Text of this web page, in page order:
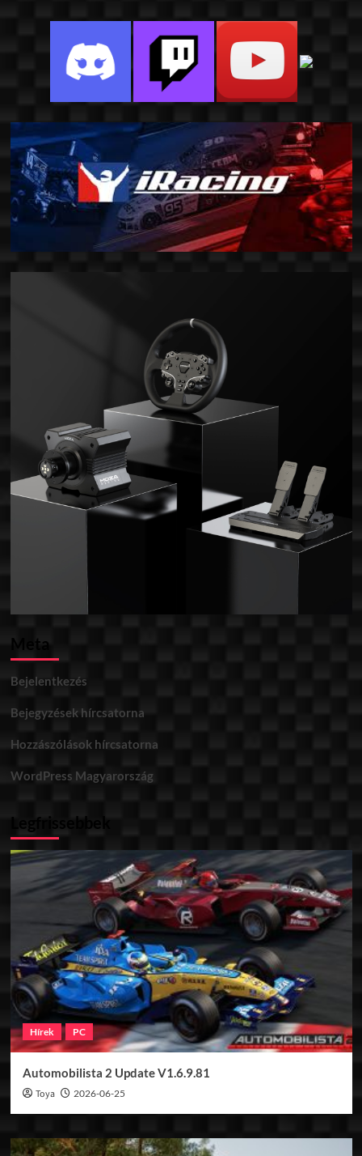
Meta
Bejelentkezés
Bejegyzések hírcsatorna
Hozzászólások hírcsatorna
WordPress Magyarország
Legfrissebbek
Hírek PC
Automobilista 2 Update V1.6.9.81
Toya 2026-06-25